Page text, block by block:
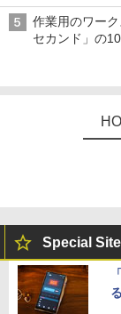
チューバ、テ
作業用のワー
セカンド」の
Special Site